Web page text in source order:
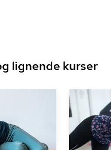
lignende kurser